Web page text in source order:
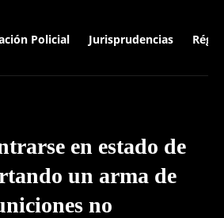
Policial Jurisprudencias
en estado de
un arma de
no